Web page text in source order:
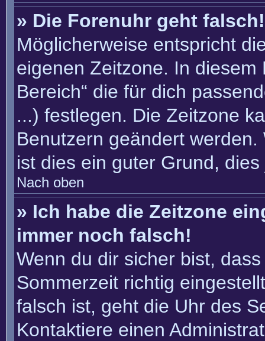
» Die Forenuhr geht falsch!
Möglicherweise entspricht
eigenen Zeitzone. In diesem
Bereich“ die für dich
...) festlegen. Die Zeitzone
Benutzern geändert
ist dies ein guter Grund,
Nach oben
» Ich habe die Zeitzone
immer noch falsch!
Wenn du dir sicher bist,
Sommerzeit richtig
falsch ist, geht die Uhr des
Kontaktiere einen